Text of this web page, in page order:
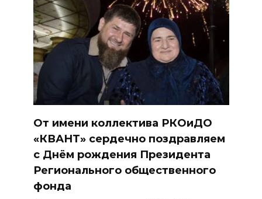
От имени коллектива РКОиДО
«КВАНТ» сердечно поздравляем
с Днём рождения Президента
Регионального общественного
фонда